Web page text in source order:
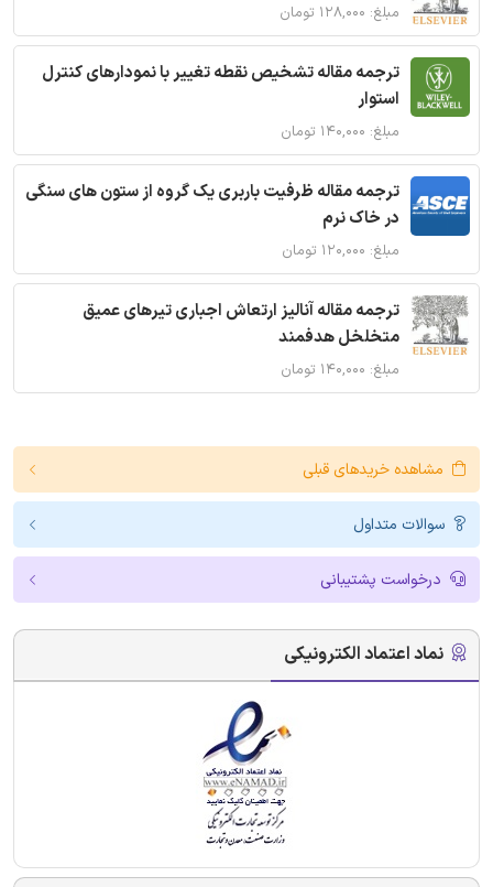
مبلغ: ۱۲۸,۰۰۰ تومان
ترجمه مقاله تشخیص نقطه تغییر با نمودارهای کنترل
استوار
مبلغ: ۱۴۰,۰۰۰ تومان
ترجمه مقاله ظرفیت باربری یک گروه از ستون های سنگی
در خاک نرم
مبلغ: ۱۲۰,۰۰۰ تومان
ترجمه مقاله آنالیز ارتعاش اجباری تیرهای عمیق
متخلخل هدفمند
مبلغ: ۱۴۰,۰۰۰ تومان
مشاهده خریدهای قبلی
سوالات متداول
درخواست پشتیبانی
نماد اعتماد الکترونیکی